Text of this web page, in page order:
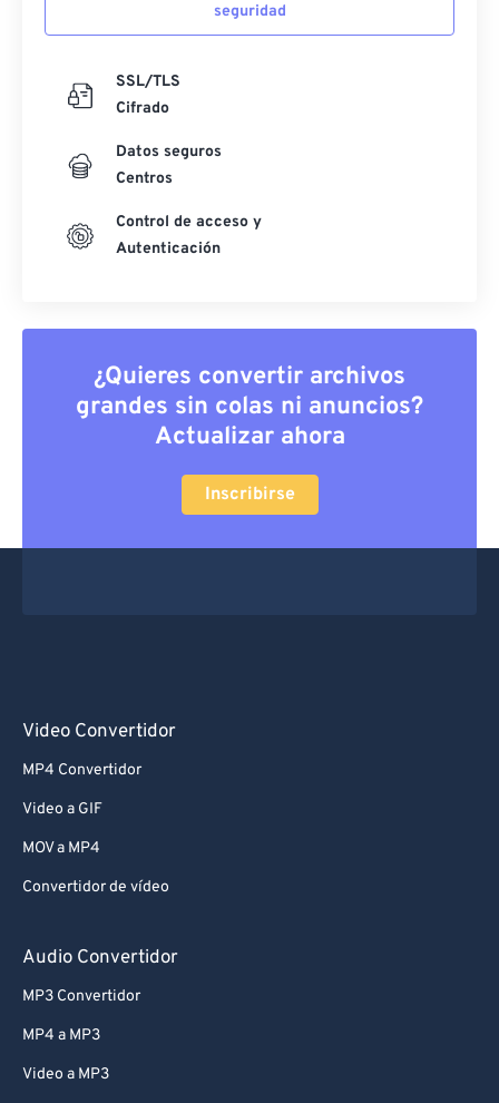
seguridad
SSL/TLS
Cifrado
Datos seguros
Centros
Control de acceso y
Autenticación
¿Quieres convertir archivos
grandes sin colas ni anuncios?
Actualizar ahora
Inscribirse
Video Convertidor
MP4 Convertidor
Video a GIF
MOV a MP4
Convertidor de vídeo
Audio Convertidor
MP3 Convertidor
MP4 a MP3
Video a MP3